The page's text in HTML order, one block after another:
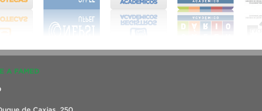
A FAMED
de Caxias, 250